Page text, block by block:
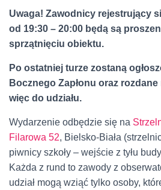
Uwaga! Zawodnicy rejestrujący
od 19:30 – 20:00 będą są
sprzątnięciu obiektu.
Po ostatniej turze zostaną
Bocznego Zapłonu oraz
więc do udziału.
Wydarzenie odbędzie się na
Filarowa 52, Bielsko-Biała
piwnicy szkoły – wejście z tyłu
Każda z rund to zawody z
udział mogą wziąć tylko osoby,